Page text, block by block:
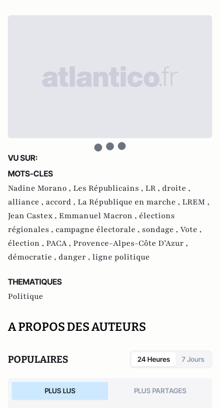
VU SUR:
MOTS-CLES
Nadine Morano , Les Républicains , LR , droite ,
alliance , accord , La République en marche , LREM ,
Jean Castex , Emmanuel Macron , élections
régionales , campagne électorale , sondage , Vote ,
élection , PACA , Provence-Alpes-Côte D’Azur ,
démocratie , danger , ligne politique
THEMATIQUES
Politique
A PROPOS DES AUTEURS
POPULAIRES 24 Heures 7 Jours
PLUS LUS PLUS PARTAGES